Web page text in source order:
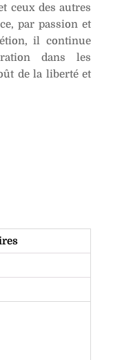
ceux des autres
par passion et
il continue
dans les
de la liberté et